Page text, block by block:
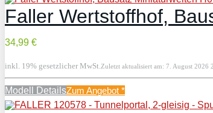
Faller Wertstoffhof,
34,99 €
inkl. 19% gesetzlicher MwSt.Zuletzt aktualisiert am: 7. August 2026
Modell DetailsZum Angebot *